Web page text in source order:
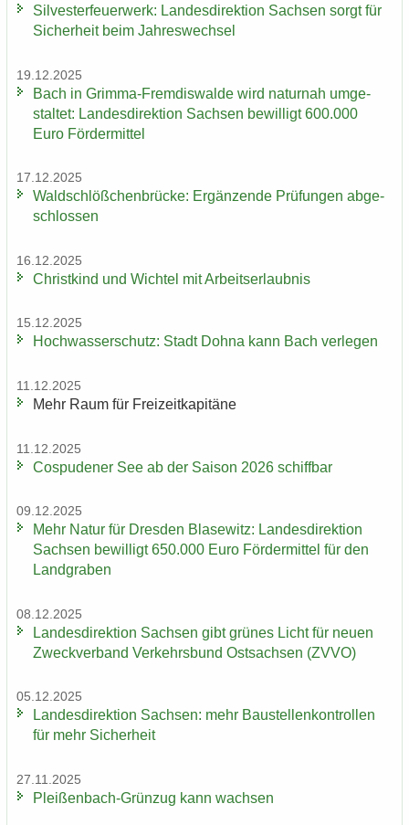
Sil­ves­ter­feu­er­werk: Lan­des­di­rek­ti­on Sach­sen sorgt für
Si­cher­heit beim Jah­res­wech­sel
19.12.2025
Bach in Grimma-​Fremdiswalde wird na­tur­nah um­ge­
stal­tet: Lan­des­di­rek­ti­on Sach­sen be­wil­ligt 600.000
Euro För­der­mit­tel
17.12.2025
Wald­schlöß­chen­brü­cke: Er­gän­zen­de Prü­fun­gen ab­ge­
schlos­sen
16.12.2025
Christ­kind und Wich­tel mit Ar­beits­er­laub­nis
15.12.2025
Hoch­was­ser­schutz: Stadt Dohna kann Bach ver­le­gen
11.12.2025
Mehr Raum für Frei­zeit­ka­pi­tä­ne
11.12.2025
Cos­pu­de­ner See ab der Sai­son 2026 schiff­bar
09.12.2025
Mehr Natur für Dres­den Bla­se­witz: Lan­des­di­rek­ti­on
Sach­sen be­wil­ligt 650.000 Euro För­der­mit­tel für den
Land­gra­ben
08.12.2025
Lan­des­di­rek­ti­on Sach­sen gibt grü­nes Licht für neuen
Zweck­ver­band Ver­kehrs­bund Ost­sach­sen (ZVVO)
05.12.2025
Lan­des­di­rek­ti­on Sach­sen: mehr Bau­stel­len­kon­trol­len
für mehr Si­cher­heit
27.11.2025
Pleißenbach-​Grünzug kann wach­sen